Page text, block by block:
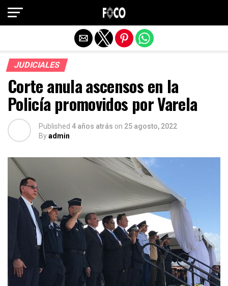
JUDICIALES
Corte anula ascensos en la
Policía promovidos por Varela
Published 4 años atrás on 25 agosto, 2022
Byadmin
Salir de la versión móvil